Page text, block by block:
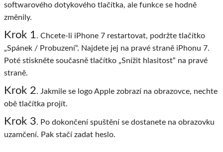
softwarového dotykového tlačítka, ale funkce se hodně
změnily.
Krok 1. Chcete-li iPhone 7 restartovat, podržte tlačítko
„Spánek / Probuzení“. Najdete jej na pravé straně iPhonu 7.
Poté stiskněte současně tlačítko „Snížit hlasitost“ na pravé
straně.
Krok 2. Jakmile se logo Apple zobrazí na obrazovce, nechte
obě tlačítka projít.
Krok 3. Po dokončení spuštění se dostanete na obrazovku
uzamčení. Pak stačí zadat heslo.